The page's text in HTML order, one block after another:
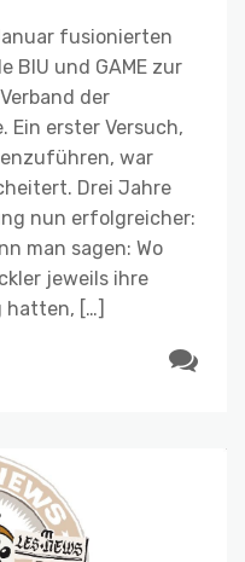
fusionierten
BIU und GAME zur
der
Ein erster Versuch,
war
Drei Jahre
nun erfolgreicher:
man sagen: Wo
jeweils ihre
hatten, […]